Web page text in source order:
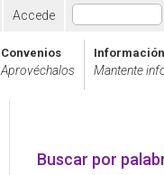
Accede
Convenios
Aprovéchalos Mantente
Buscar por